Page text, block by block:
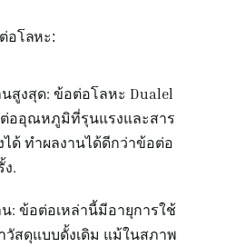
อโลหะ:
สูงสุด: ข้อต่อโลหะ Dualel
ออุณหภูมิที่รุนแรงและสาร
ได้ ทำผลงานได้ดีกว่าข้อต่อ
.
: ข้อต่อเหล่านี้มีอายุการใช้
วัสดุแบบดั้งเดิม แม้ในสภาพ